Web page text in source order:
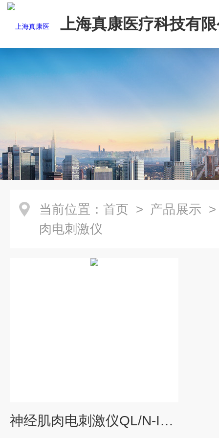
上海真康医疗科技有
当前位置： 首页 > 产品展示
肉电刺激仪
神经肌肉电刺激仪QL/N-IV型